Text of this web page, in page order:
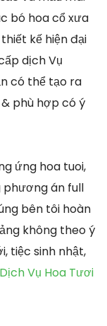
bó hoa cổ xưa
kế hiện đại
dịch Vụ
có thể tạo ra
phù hợp có ý
ứng hoa tuoi,
phương án full
bên tôi hoàn
không theo ý
tiệc sinh nhật,
Dịch Vụ Hoa Tươi